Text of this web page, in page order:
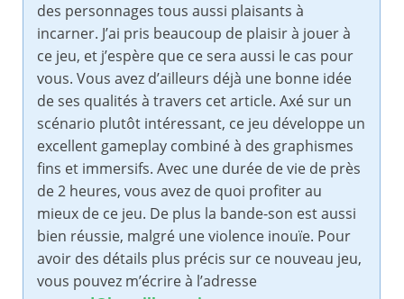
des personnages tous aussi plaisants à
incarner. J’ai pris beaucoup de plaisir à jouer à
ce jeu, et j’espère que ce sera aussi le cas pour
vous. Vous avez d’ailleurs déjà une bonne idée
de ses qualités à travers cet article. Axé sur un
scénario plutôt intéressant, ce jeu développe un
excellent gameplay combiné à des graphismes
fins et immersifs. Avec une durée de vie de près
de 2 heures, vous avez de quoi profiter au
mieux de ce jeu. De plus la bande-son est aussi
bien réussie, malgré une violence inouïe. Pour
avoir des détails plus précis sur ce nouveau jeu,
vous pouvez m’écrire à l’adresse